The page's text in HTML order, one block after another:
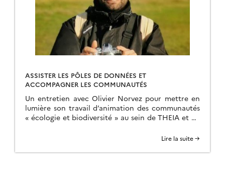
ASSISTER LES PÔLES DE DONNÉES ET
ACCOMPAGNER LES COMMUNAUTÉS
Un entretien avec Olivier Norvez pour mettre en
lumière son travail d’animation des communautés
« écologie et biodiversité » au sein de THEIA et du
Lire la suite →